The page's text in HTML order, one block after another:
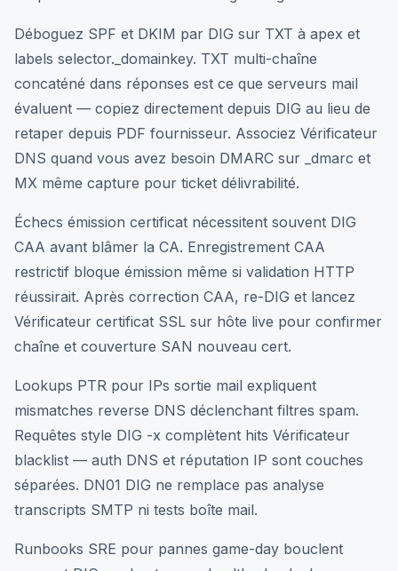
Déboguez SPF et DKIM par DIG sur TXT à apex et
labels selector._domainkey. TXT multi-chaîne
concaténé dans réponses est ce que serveurs mail
évaluent — copiez directement depuis DIG au lieu de
retaper depuis PDF fournisseur. Associez Vérificateur
DNS quand vous avez besoin DMARC sur _dmarc et
MX même capture pour ticket délivrabilité.
Échecs émission certificat nécessitent souvent DIG
CAA avant blâmer la CA. Enregistrement CAA
restrictif bloque émission même si validation HTTP
réussirait. Après correction CAA, re-DIG et lancez
Vérificateur certificat SSL sur hôte live pour confirmer
chaîne et couverture SAN nouveau cert.
Lookups PTR pour IPs sortie mail expliquent
mismatches reverse DNS déclenchant filtres spam.
Requêtes style DIG -x complètent hits Vérificateur
blacklist — auth DNS et réputation IP sont couches
séparées. DN01 DIG ne remplace pas analyse
transcripts SMTP ni tests boîte mail.
Runbooks SRE pour pannes game-day bouclent